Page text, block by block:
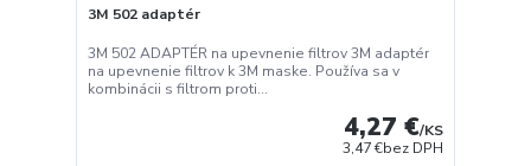
3M 502 adaptér
3M 502 ADAPTÉR na upevnenie filtrov 3M adaptér
na upevnenie filtrov k 3M maske. Používa sa v
kombinácii s filtrom proti...
4,27 €/KS
3,47 €bez DPH